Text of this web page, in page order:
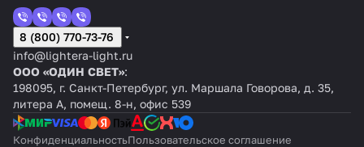
8 (800) 770-73-76
info@lightera-light.ru
ООО «ОДИН СВЕТ»:
198095, г. Санкт-Петербург, ул. Маршала Говорова, д. 35,
литера А, помещ. 8-н, офис 539
КонфиденциальностьПользовательское соглашение